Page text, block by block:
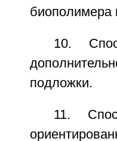
биополимера
10.
подложки.
11.